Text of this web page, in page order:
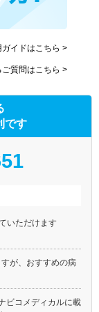
イドはこちら >
ご質問はこちら >
です
いただけます
が、おすすめの病
ビコメディカルに載